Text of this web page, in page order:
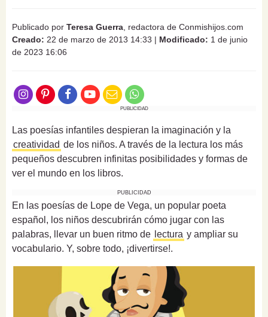
Publicado por Teresa Guerra, redactora de Conmishijos.com
Creado: 22 de marzo de 2013 14:33 | Modificado: 1 de junio
de 2023 16:06
PUBLICIDAD
Las poesías infantiles despieran la imaginación y la
creatividad de los niños. A través de la lectura los más
pequeños descubren infinitas posibilidades y formas de
ver el mundo en los libros.
PUBLICIDAD
En las poesías de Lope de Vega, un popular poeta
español, los niños descubrirán cómo jugar con las
palabras, llevar un buen ritmo de lectura y ampliar su
vocabulario. Y, sobre todo, ¡divertirse!.